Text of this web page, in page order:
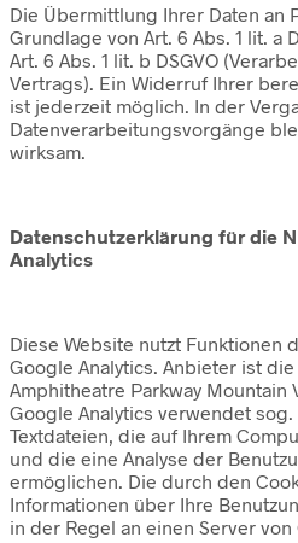
Die Übermittlung Ihrer Daten an
Grundlage von Art. 6 Abs. 1 lit. a
Art. 6 Abs. 1 lit. b DSGVO
Vertrags). Ein Widerruf Ihrer
ist jederzeit möglich. In der
Datenverarbeitungsvorgänge
wirksam.
Datenschutzerklärung für die
Analytics
Diese Website nutzt Funktionen
Google Analytics. Anbieter ist
Amphitheatre Parkway Mountain
Google Analytics verwendet sog.
Textdateien, die auf Ihrem
und die eine Analyse der
ermöglichen. Die durch den
Informationen über Ihre
in der Regel an einen Server